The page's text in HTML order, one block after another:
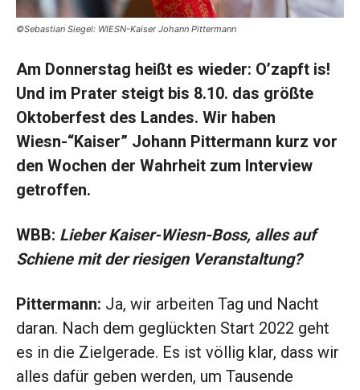
©Sebastian Siegel: WIESN-Kaiser Johann Pittermann
Am Donnerstag heißt es wieder: O’zapft is!
Und im Prater steigt bis 8.10. das größte
Oktoberfest des Landes. Wir haben
Wiesn-“Kaiser” Johann Pittermann kurz vor
den Wochen der Wahrheit zum Interview
getroffen.
WBB: Lieber Kaiser-Wiesn-Boss, alles auf
Schiene mit der riesigen Veranstaltung?
Pittermann: Ja, wir arbeiten Tag und Nacht
daran. Nach dem geglückten Start 2022 geht
es in die Zielgerade. Es ist völlig klar, dass wir
alles dafür geben werden, um Tausende